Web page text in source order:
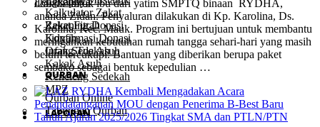
Kalkulator Zakat
Rekening Donasi
Konfirmasi Donasi
Orang Tua Asuh
Kakak Asuh
Kencleng Sedekah
MPZ
LAPORAN
Zakat Fitrah
Fidyah
Infak Sedekah
QURBAN
Qurban Online
Tabungan Qurban
dhuafa untuk ibu dari yatim SMPTQ binaan RYDHA,
ananda Zidan. Penyaluran dilakukan di Kp. Karolina, Ds.
Karolina, Kec. Mauk. Program ini bertujuan untuk membantu
meringankan kebutuhan rumah tangga sehari-hari yang masih
belum tercukupi. Bantuan yang diberikan berupa paket
sembako sebagai bentuk kepedulian …